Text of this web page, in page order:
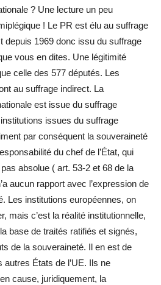
? Une lecture un peu
! Le PR est élu au suffrage
depuis 1969 donc issu du suffrage
vous en dites. Une légitimité
celle des 577 députés. Les
au suffrage indirect. La
est issue du suffrage
issues du suffrage
par conséquent la souveraineté
du chef de l’État, qui
pas absolue ( art. 53-2 et 68 de la
aucun rapport avec l’expression de
Les institutions européennes, on
mais c’est la réalité institutionnelle,
base de traités ratifiés et signés,
de la souveraineté. Il en est de
autres États de l’UE. Ils ne
cause, juridiquement, la